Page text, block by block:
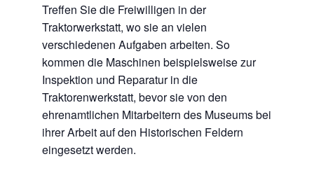
Treffen Sie die Freiwilligen in der
Traktorwerkstatt, wo sie an vielen
verschiedenen Aufgaben arbeiten. So
kommen die Maschinen beispielsweise zur
Inspektion und Reparatur in die
Traktorenwerkstatt, bevor sie von den
ehrenamtlichen Mitarbeitern des Museums bei
ihrer Arbeit auf den Historischen Feldern
eingesetzt werden.